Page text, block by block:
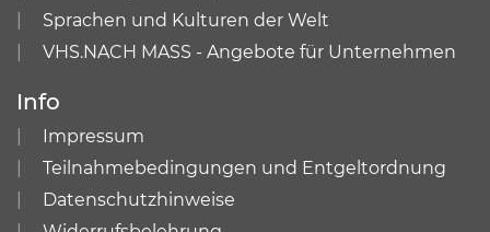
Sprachen und Kulturen der Welt
VHS.NACH MASS - Angebote für Unternehmen
Info
Impressum
Teilnahmebedingungen und Entgeltordnung
Datenschutzhinweise